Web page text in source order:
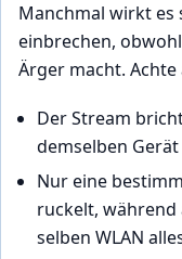
Manchmal wirkt es
einbrechen,
Ärger macht.
Der Stream
demselben
Nur eine
ruckelt, während
selben WLAN